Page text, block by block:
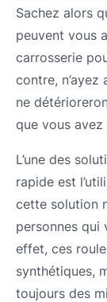
Sachez alors
peuvent vous
carrosserie
contre,
ne
que vous avez
L’une des
rapide est
cette solution
personnes qui
effet, ces
synthétiques,
toujours des